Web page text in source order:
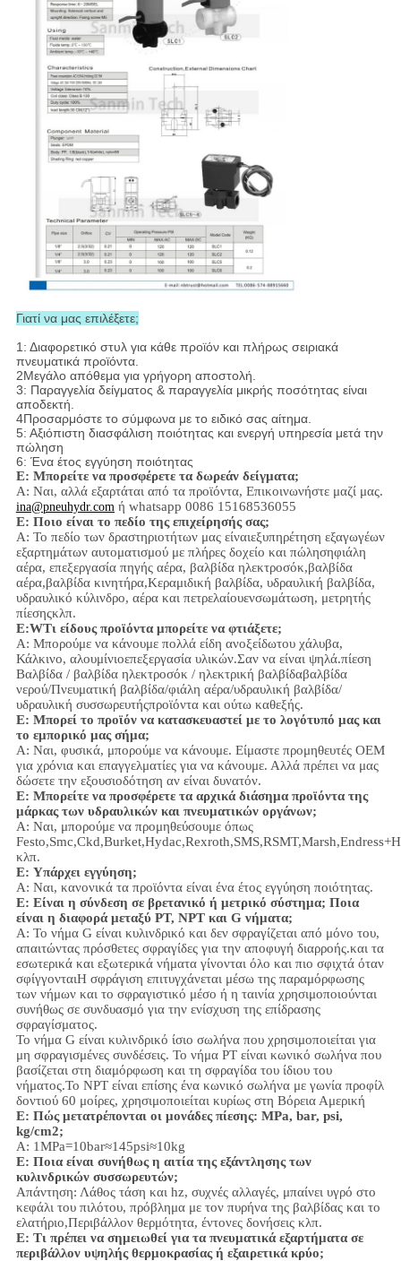
Γιατί να μας επιλέξετε;
1: Διαφορετικό στυλ για κάθε προϊόν και πλήρως σειριακά
πνευματικά προϊόντα.
2Μεγάλο απόθεμα για γρήγορη αποστολή.
3: Παραγγελία δείγματος & παραγγελία μικρής ποσότητας είναι
αποδεκτή.
4Προσαρμόστε το σύμφωνα με το ειδικό σας αίτημα.
5: Αξιόπιστη διασφάλιση ποιότητας και ενεργή υπηρεσία μετά την
πώληση
6: Ένα έτος εγγύηση ποιότητας
Ε: Μπορείτε να προσφέρετε τα δωρεάν δείγματα;
Α: Ναι, αλλά εξαρτάται από τα προϊόντα, Επικοινωνήστε μαζί μας.
ina@pneuhydr.com ή whatsapp 0086 15168536055
Ε: Ποιο είναι το πεδίο της επιχείρησής σας;
Α: Το πεδίο των δραστηριοτήτων μας είναιεξυπηρέτηση εξαγωγέων
εξαρτημάτων αυτοματισμού με πλήρες δοχείο και πώλησηφιάλη
αέρα, επεξεργασία πηγής αέρα, βαλβίδα ηλεκτροσόκ,βαλβίδα
αέρα,βαλβίδα κινητήρα,Κεραμιδική βαλβίδα, υδραυλική βαλβίδα,
υδραυλικό κύλινδρο, αέρα και πετρελαίουενσωμάτωση, μετρητής
πίεσηςκλπ.
Ε:WΤι είδους προϊόντα μπορείτε να φτιάξετε;
Α: Μπορούμε να κάνουμε πολλά είδη ανοξείδωτου χάλυβα,
Κάλκινο, αλουμίνιοεπεξεργασία υλικών.Σαν να είναι ψηλά.πίεση
Βαλβίδα / βαλβίδα ηλεκτροσόκ / ηλεκτρική βαλβίδαβαλβίδα
νερού/Πνευματική βαλβίδα/φιάλη αέρα/υδραυλική βαλβίδα/
υδραυλική συσσωρευτήςπροϊόντα και ούτω καθεξής.
Ε: Μπορεί το προϊόν να κατασκευαστεί με το λογότυπό μας και
το εμπορικό μας σήμα;
Α: Ναι, φυσικά, μπορούμε να κάνουμε. Είμαστε προμηθευτές OEM
για χρόνια και επαγγελματίες για να κάνουμε. Αλλά πρέπει να μας
δώσετε την εξουσιοδότηση αν είναι δυνατόν.
Ε: Μπορείτε να προσφέρετε τα αρχικά διάσημα προϊόντα της
μάρκας των υδραυλικών και πνευματικών οργάνων;
Α: Ναι, μπορούμε να προμηθεύσουμε όπως
κλπ.
Ε: Υπάρχει εγγύηση;
Α: Ναι, κανονικά τα προϊόντα είναι ένα έτος εγγύηση ποιότητας.
Ε: Είναι η σύνδεση σε βρετανικό ή μετρικό σύστημα; Ποια
είναι η διαφορά μεταξύ PT, NPT και G νήματα;
Α: Το νήμα G είναι κυλινδρικό και δεν σφραγίζεται από μόνο του,
απαιτώντας πρόσθετες σφραγίδες για την αποφυγή διαρροής.και τα
εσωτερικά και εξωτερικά νήματα γίνονται όλο και πιο σφιχτά όταν
σφίγγονταιΗ σφράγιση επιτυγχάνεται μέσω της παραμόρφωσης
των νήμων και το σφραγιστικό μέσο ή η ταινία χρησιμοποιούνται
συνήθως σε συνδυασμό για την ενίσχυση της επίδρασης
σφραγίσματος.
Το νήμα G είναι κυλινδρικό ίσιο σωλήνα που χρησιμοποιείται για
μη σφραγισμένες συνδέσεις. Το νήμα PT είναι κωνικό σωλήνα που
βασίζεται στη διαμόρφωση και τη σφραγίδα του ίδιου του
νήματος.Το NPT είναι επίσης ένα κωνικό σωλήνα με γωνία προφίλ
δοντιού 60 μοίρες, χρησιμοποιείται κυρίως στη Βόρεια Αμερική
Ε: Πώς μετατρέπονται οι μονάδες πίεσης: MPa, bar, psi,
kg/cm2;
Α: 1MPa=10bar≈145psi≈10kg
Ε: Ποια είναι συνήθως η αιτία της εξάντλησης των
κυλινδρικών συσσωρευτών;
Απάντηση: Λάθος τάση και hz, συχνές αλλαγές, μπαίνει υγρό στο
κεφάλι του πιλότου, πρόβλημα με τον πυρήνα της βαλβίδας και το
ελατήριο,Περιβάλλον θερμότητα, έντονες δονήσεις κλπ.
Ε: Τι πρέπει να σημειωθεί για τα πνευματικά εξαρτήματα σε
περιβάλλον υψηλής θερμοκρασίας ή εξαιρετικά κρύο;